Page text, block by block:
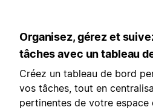
Organisez, gérez et
tâches avec un tableau
Créez un tableau de bord
vos tâches, tout en
pertinentes de votre espace